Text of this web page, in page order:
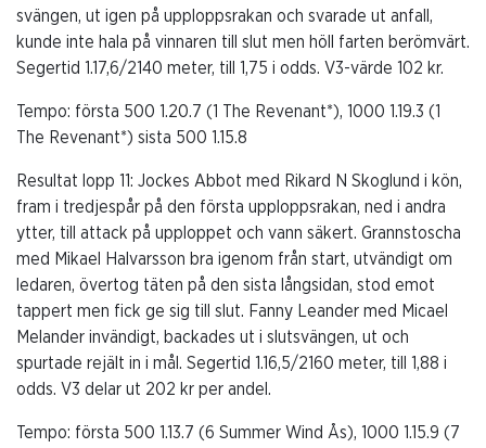
svängen, ut igen på upploppsrakan och svarade ut anfall,
kunde inte hala på vinnaren till slut men höll farten berömvärt.
Segertid 1.17,6/2140 meter, till 1,75 i odds. V3-värde 102 kr.
Tempo: första 500 1.20.7 (1 The Revenant*), 1000 1.19.3 (1
The Revenant*) sista 500 1.15.8
Resultat lopp 11: Jockes Abbot med Rikard N Skoglund i kön,
fram i tredjespår på den första upploppsrakan, ned i andra
ytter, till attack på upploppet och vann säkert. Grannstoscha
med Mikael Halvarsson bra igenom från start, utvändigt om
ledaren, övertog täten på den sista långsidan, stod emot
tappert men fick ge sig till slut. Fanny Leander med Micael
Melander invändigt, backades ut i slutsvängen, ut och
spurtade rejält in i mål. Segertid 1.16,5/2160 meter, till 1,88 i
odds. V3 delar ut 202 kr per andel.
Tempo: första 500 1.13.7 (6 Summer Wind Ås), 1000 1.15.9 (7